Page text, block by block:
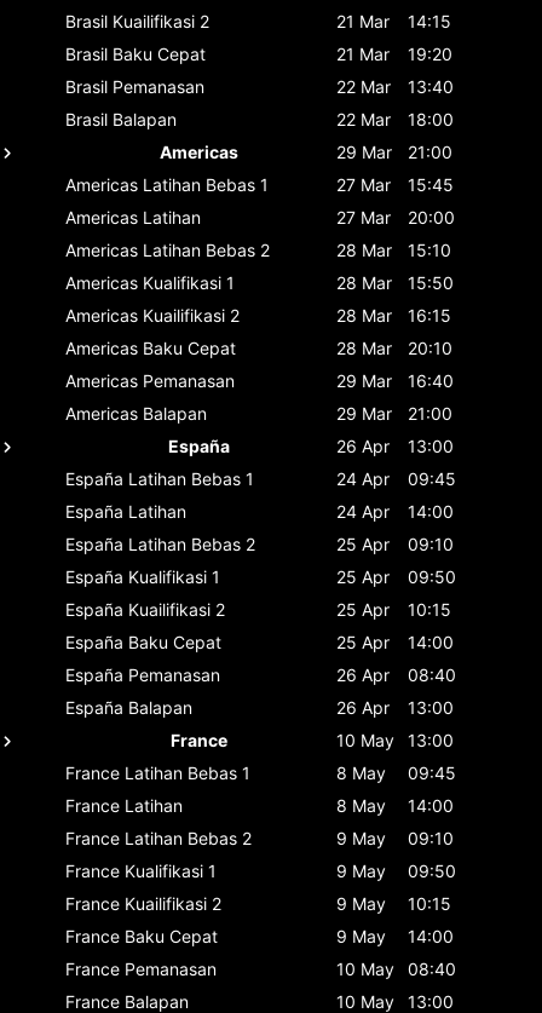
Brasil Kuailifikasi 2 21 Mar
14:15
Brasil Baku Cepat 21 Mar
19:20
Brasil Pemanasan 22 Mar
13:40
Brasil Balapan 22 Mar
18:00
Americas
29 Mar
21:00
Americas Latihan Bebas 1 27 Mar
15:45
Americas Latihan 27 Mar
20:00
Americas Latihan Bebas 2 28 Mar
15:10
Americas Kualifikasi 1 28 Mar
15:50
Americas Kuailifikasi 2 28 Mar
16:15
Americas Baku Cepat 28 Mar
20:10
Americas Pemanasan 29 Mar
16:40
Americas Balapan 29 Mar
21:00
España
26 Apr
13:00
España Latihan Bebas 1 24 Apr
09:45
España Latihan 24 Apr
14:00
España Latihan Bebas 2 25 Apr
09:10
España Kualifikasi 1 25 Apr
09:50
España Kuailifikasi 2 25 Apr
10:15
España Baku Cepat 25 Apr
14:00
España Pemanasan 26 Apr
08:40
España Balapan 26 Apr
13:00
France
10 May
13:00
France Latihan Bebas 1 8 May
09:45
France Latihan 8 May
14:00
France Latihan Bebas 2 9 May
09:10
France Kualifikasi 1 9 May
09:50
France Kuailifikasi 2 9 May
10:15
France Baku Cepat 9 May
14:00
France Pemanasan 10 May
08:40
France Balapan 10 May
13:00